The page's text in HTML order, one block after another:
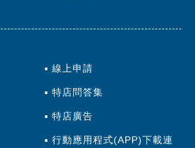
線上申請
特店問答集
特店廣告
行動應用程式(APP)下載連